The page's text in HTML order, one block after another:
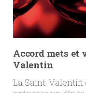
Accord mets et
Valentin
La Saint-